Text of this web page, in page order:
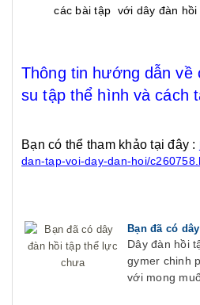
các bài tập với dây đàn hồi
Thông tin hướng dẫn về
su tập thể hình và cách
Bạn có thể tham khảo tại đây :
dan-tap-voi-day-dan-hoi/
Bạn đã có
Dây đàn hồi
gymer chinh
với mong